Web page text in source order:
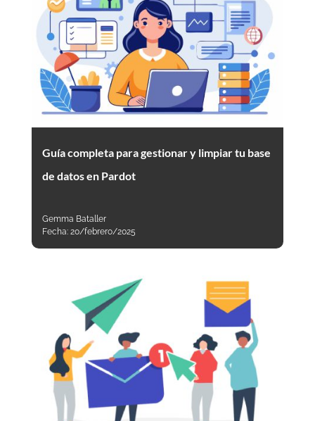
Guía completa para gestionar y limpiar tu base
de datos en Pardot
Gemma Bataller
Fecha: 20/febrero/2025